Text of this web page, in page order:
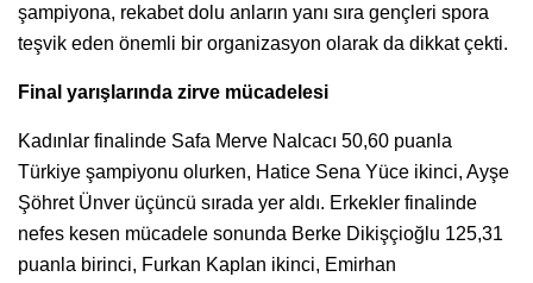
şampiyona, rekabet dolu anların yanı sıra gençleri spora
teşvik eden önemli bir organizasyon olarak da dikkat çekti.
Final yarışlarında zirve mücadelesi
Kadınlar finalinde Safa Merve Nalcacı 50,60 puanla
Türkiye şampiyonu olurken, Hatice Sena Yüce ikinci, Ayşe
Şöhret Ünver üçüncü sırada yer aldı. Erkekler finalinde
nefes kesen mücadele sonunda Berke Dikişçioğlu 125,31
puanla birinci, Furkan Kaplan ikinci, Emirhan